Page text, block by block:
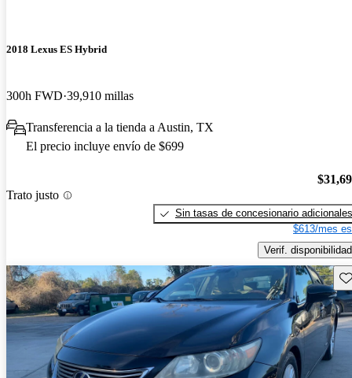
2018 Lexus ES Hybrid
300h FWD 39,910 millas
Transferencia a la tienda a Austin, TX
El precio incluye envío de $699
Trato justo
Sin tasas de concesionario adicionales
$613/mes
Verif. disponibilidad